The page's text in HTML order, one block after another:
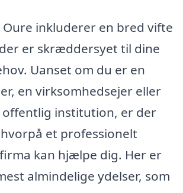
Oure inkluderer en bred vifte
er skræddersyet til dine
Uanset om du er en
en virksomhedsejer eller
offentlig institution, er der
et professionelt
kan hjælpe dig. Her er
almindelige ydelser, som